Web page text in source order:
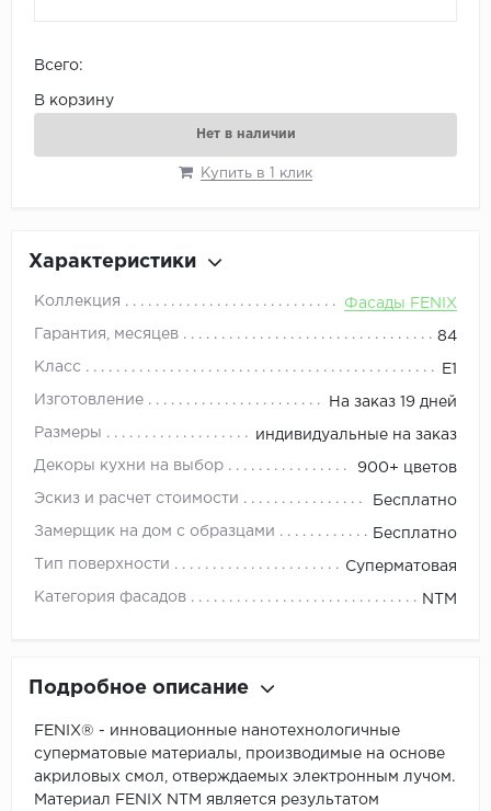
Всего:
В корзину
Нет в наличии
Купить в 1 клик
Характеристики
Коллекция Фасады FENIX
Гарантия, месяцев 84
Класс E1
Изготовление На заказ 19 дней
Размеры индивидуальные на заказ
Декоры кухни на выбор 900+ цветов
Эскиз и расчет стоимости Бесплатно
Замерщик на дом с образцами Бесплатно
Тип поверхности Суперматовая
Категория фасадов NTM
Подробное описание
FENIX® - инновационные нанотехнологичные
суперматовые материалы, производимые на основе
акриловых смол, отверждаемых электронным лучом.
Материал FENIX NTM является результатом